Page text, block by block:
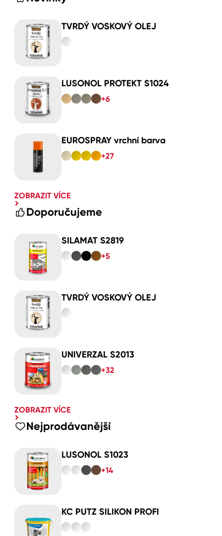
TVRDÝ VOSKOVÝ OLEJ
LUSONOL PROTEKT S1024
+6
EUROSPRAY vrchní barva
+27
ZOBRAZIT VÍCE
Doporučujeme
SILAMAT S2819
+5
TVRDÝ VOSKOVÝ OLEJ
UNIVERZAL S2013
+32
ZOBRAZIT VÍCE
Nejprodávanější
LUSONOL S1023
+14
KC PUTZ SILIKON PROFI